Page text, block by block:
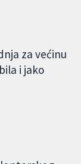
za većinu
i jako